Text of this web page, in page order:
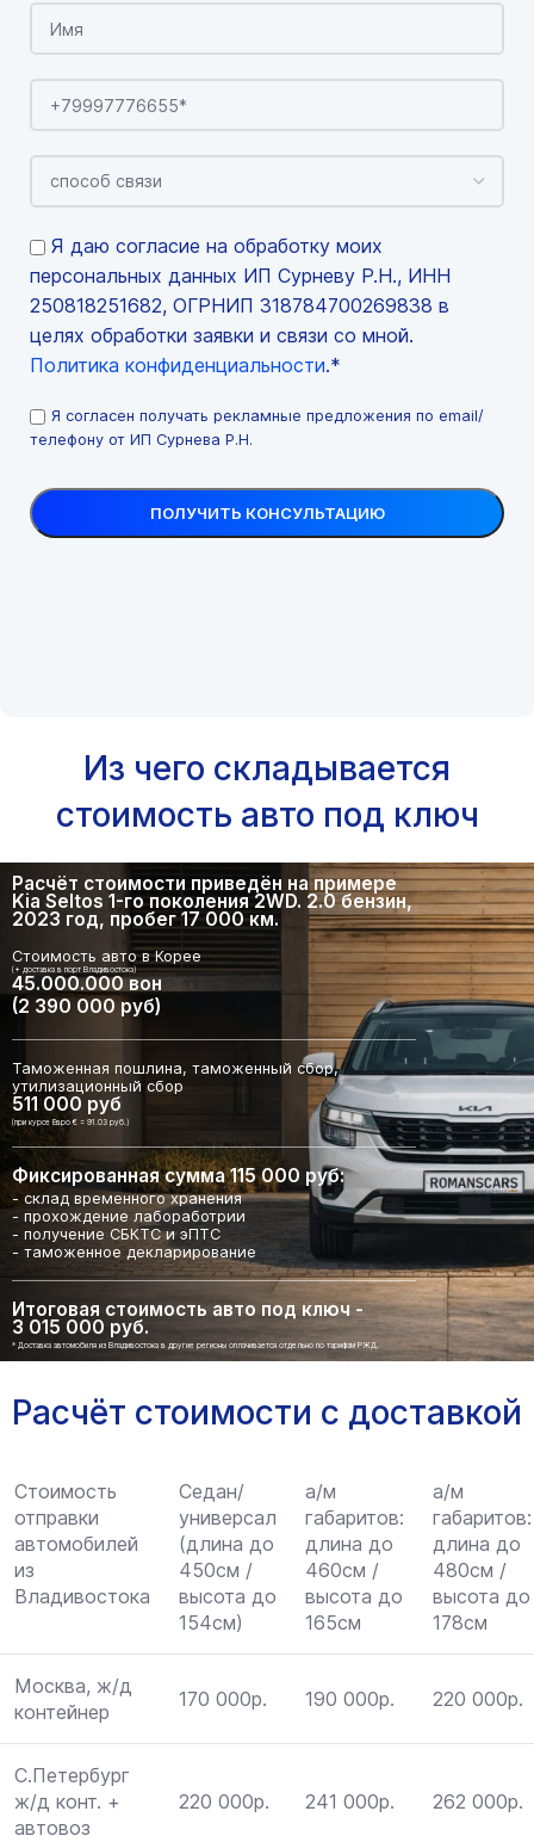
Я даю согласие на обработку моих
персональных данных ИП Сурневу Р.Н., ИНН
250818251682, ОГРНИП 318784700269838 в
целях обработки заявки и связи со мной.
Политика конфиденциальности.*
Я согласен получать рекламные предложения по email/
телефону от ИП Сурнева Р.Н.
Из чего складывается
стоимость авто под ключ
Расчёт стоимости приведён на примере
Kia Seltos 1-го поколения 2WD. 2.0 бензин,
2023 год, пробег 17 000 км.
Стоимость авто в Корее
(+ доставка в порт Владивостока)
45.000.000 вон
(2 390 000 руб)
Таможенная пошлина, таможенный сбор,
утилизационный сбор
511 000 руб
(при курсе Евро € = 91.03 руб.)
Фиксированная сумма 115 000 руб:
- склад временного хранения
- прохождение лабоработрии
- получение СБКТС и эПТС
- таможенное декларирование
Итоговая стоимость авто под ключ -
3 015 000 руб.
* Доставка автомобиля из Владивостока в другие регионы оплачивается отдельно по тарифам РЖД.
Расчёт стоимости с доставкой
Стоимость
отправки
автомобилей
из
Владивостока
Седан/
универсал
(длина до
450см /
высота до
154см)
а/м
габаритов:
длина до
460см /
высота до
165см
а/м
габаритов:
длина до
480см /
высота до
178см
Москва, ж/д
контейнер
170 000р. 190 000р. 220 000р.
С.Петербург
ж/д конт. +
автовоз
220 000р. 241 000р. 262 000р.